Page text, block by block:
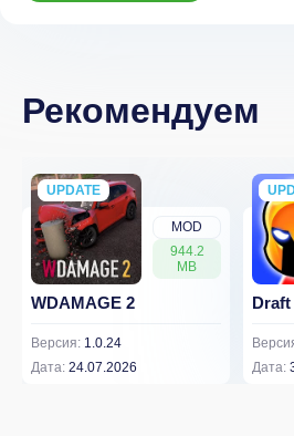
Рекомендуем
MOD
944.2
MB
UPDATE
NEW
WDAMAGE 2
Версия: 1.0.24
Дата: 24.07.2026
Дата: